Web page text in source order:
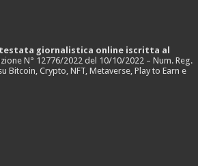
giornalistica online iscritta al
N° 12776/2022 del 10/10/2022 – Num. Reg.
Bitcoin, Crypto, NFT, Metaverse, Play to Earn e